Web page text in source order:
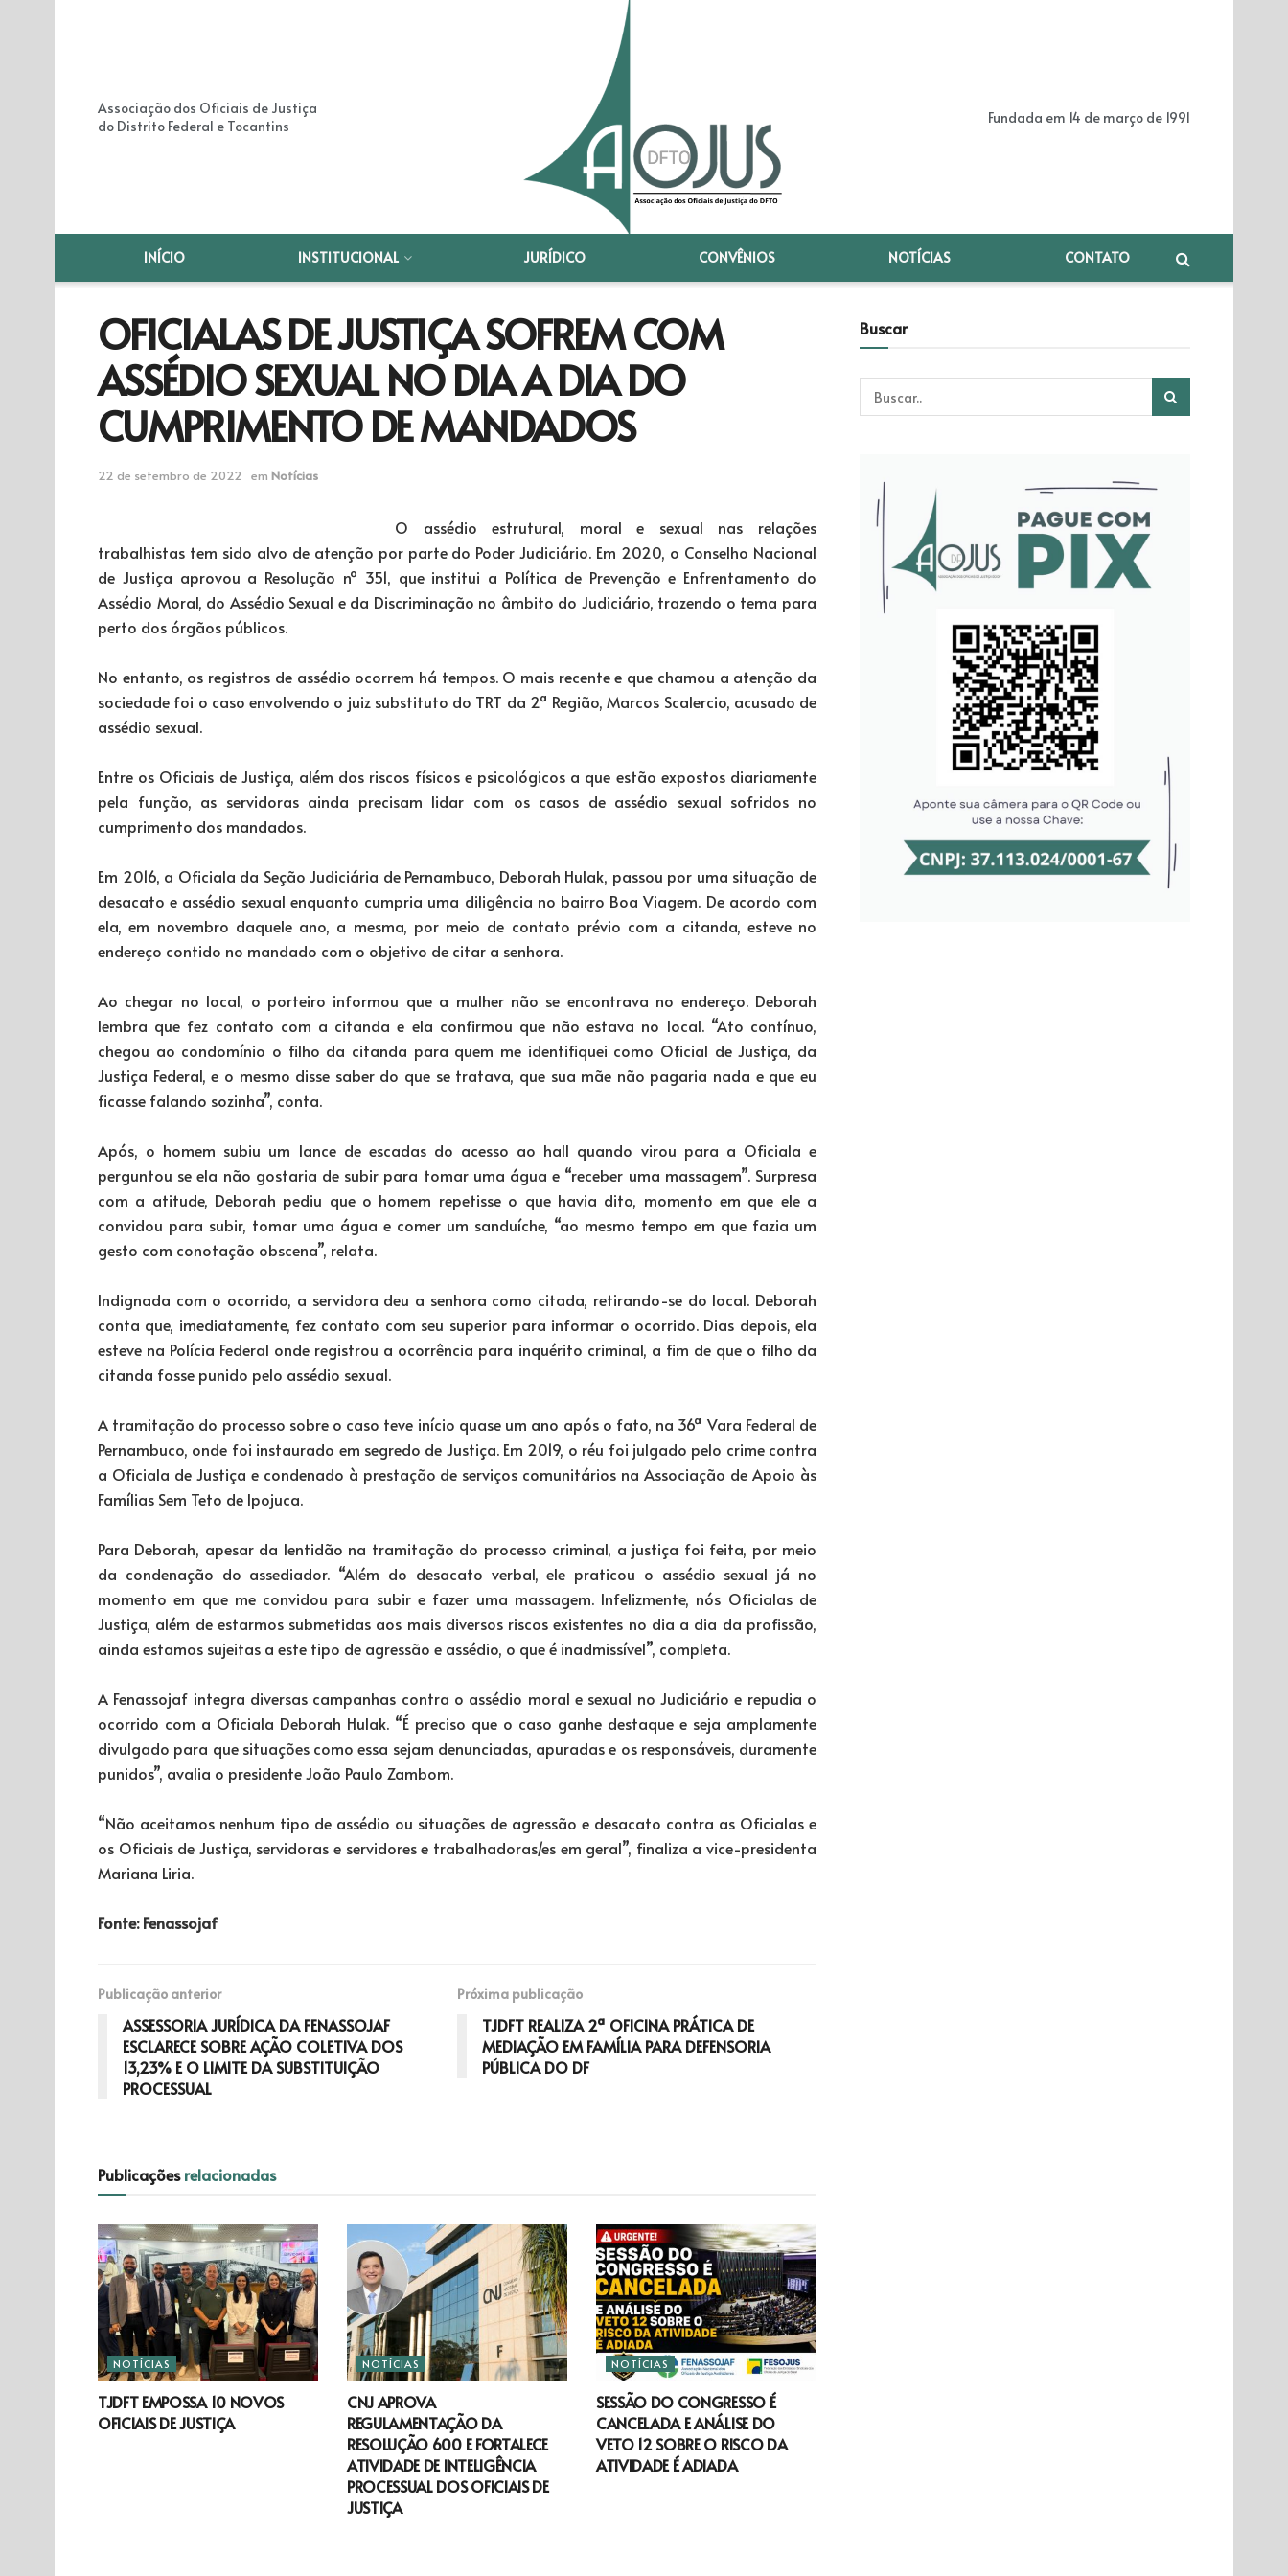
Associação dos Oficiais de Justiça
do Distrito Federal e Tocantins
Fundada em 14 de março de 1991
INÍCIO INSTITUCIONAL JURÍDICO CONVÊNIOS NOTÍCIAS CONTATO
OFICIALAS DE JUSTIÇA SOFREM COM
ASSÉDIO SEXUAL NO DIA A DIA DO
CUMPRIMENTO DE MANDADOS
22 de setembro de 2022 em Notícias
O assédio estrutural, moral e sexual nas relações
trabalhistas tem sido alvo de atenção por parte do Poder Judiciário. Em 2020, o Conselho Nacional
de Justiça aprovou a Resolução nº 351, que institui a Política de Prevenção e Enfrentamento do
Assédio Moral, do Assédio Sexual e da Discriminação no âmbito do Judiciário, trazendo o tema para
perto dos órgãos públicos.
No entanto, os registros de assédio ocorrem há tempos. O mais recente e que chamou a atenção da
sociedade foi o caso envolvendo o juiz substituto do TRT da 2ª Região, Marcos Scalercio, acusado de
assédio sexual.
Entre os Oficiais de Justiça, além dos riscos físicos e psicológicos a que estão expostos diariamente
pela função, as servidoras ainda precisam lidar com os casos de assédio sexual sofridos no
cumprimento dos mandados.
Em 2016, a Oficiala da Seção Judiciária de Pernambuco, Deborah Hulak, passou por uma situação de
desacato e assédio sexual enquanto cumpria uma diligência no bairro Boa Viagem. De acordo com
ela, em novembro daquele ano, a mesma, por meio de contato prévio com a citanda, esteve no
endereço contido no mandado com o objetivo de citar a senhora.
Ao chegar no local, o porteiro informou que a mulher não se encontrava no endereço. Deborah
lembra que fez contato com a citanda e ela confirmou que não estava no local. “Ato contínuo,
chegou ao condomínio o filho da citanda para quem me identifiquei como Oficial de Justiça, da
Justiça Federal, e o mesmo disse saber do que se tratava, que sua mãe não pagaria nada e que eu
ficasse falando sozinha”, conta.
Após, o homem subiu um lance de escadas do acesso ao hall quando virou para a Oficiala e
perguntou se ela não gostaria de subir para tomar uma água e “receber uma massagem”. Surpresa
com a atitude, Deborah pediu que o homem repetisse o que havia dito, momento em que ele a
convidou para subir, tomar uma água e comer um sanduíche, “ao mesmo tempo em que fazia um
gesto com conotação obscena”, relata.
Indignada com o ocorrido, a servidora deu a senhora como citada, retirando-se do local. Deborah
conta que, imediatamente, fez contato com seu superior para informar o ocorrido. Dias depois, ela
esteve na Polícia Federal onde registrou a ocorrência para inquérito criminal, a fim de que o filho da
citanda fosse punido pelo assédio sexual.
A tramitação do processo sobre o caso teve início quase um ano após o fato, na 36ª Vara Federal de
Pernambuco, onde foi instaurado em segredo de Justiça. Em 2019, o réu foi julgado pelo crime contra
a Oficiala de Justiça e condenado à prestação de serviços comunitários na Associação de Apoio às
Famílias Sem Teto de Ipojuca.
Para Deborah, apesar da lentidão na tramitação do processo criminal, a justiça foi feita, por meio
da condenação do assediador. “Além do desacato verbal, ele praticou o assédio sexual já no
momento em que me convidou para subir e fazer uma massagem. Infelizmente, nós Oficialas de
Justiça, além de estarmos submetidas aos mais diversos riscos existentes no dia a dia da profissão,
ainda estamos sujeitas a este tipo de agressão e assédio, o que é inadmissível”, completa.
A Fenassojaf integra diversas campanhas contra o assédio moral e sexual no Judiciário e repudia o
ocorrido com a Oficiala Deborah Hulak. “É preciso que o caso ganhe destaque e seja amplamente
divulgado para que situações como essa sejam denunciadas, apuradas e os responsáveis, duramente
punidos”, avalia o presidente João Paulo Zambom.
“Não aceitamos nenhum tipo de assédio ou situações de agressão e desacato contra as Oficialas e
os Oficiais de Justiça, servidoras e servidores e trabalhadoras/es em geral”, finaliza a vice-presidenta
Mariana Liria.
Fonte: Fenassojaf
Publicação anterior
ASSESSORIA JURÍDICA DA FENASSOJAF
ESCLARECE SOBRE AÇÃO COLETIVA DOS
13,23% E O LIMITE DA SUBSTITUIÇÃO
PROCESSUAL
Próxima publicação
TJDFT REALIZA 2ª OFICINA PRÁTICA DE
MEDIAÇÃO EM FAMÍLIA PARA DEFENSORIA
PÚBLICA DO DF
Publicaçõesrelacionadas
NOTÍCIAS
TJDFT EMPOSSA 10 NOVOS
OFICIAIS DE JUSTIÇA
NOTÍCIAS
CNJ APROVA
REGULAMENTAÇÃO DA
RESOLUÇÃO 600 E FORTALECE
ATIVIDADE DE INTELIGÊNCIA
PROCESSUAL DOS OFICIAIS DE
JUSTIÇA
NOTÍCIAS
SESSÃO DO CONGRESSO É
CANCELADA E ANÁLISE DO
VETO 12 SOBRE O RISCO DA
ATIVIDADE É ADIADA
Buscar